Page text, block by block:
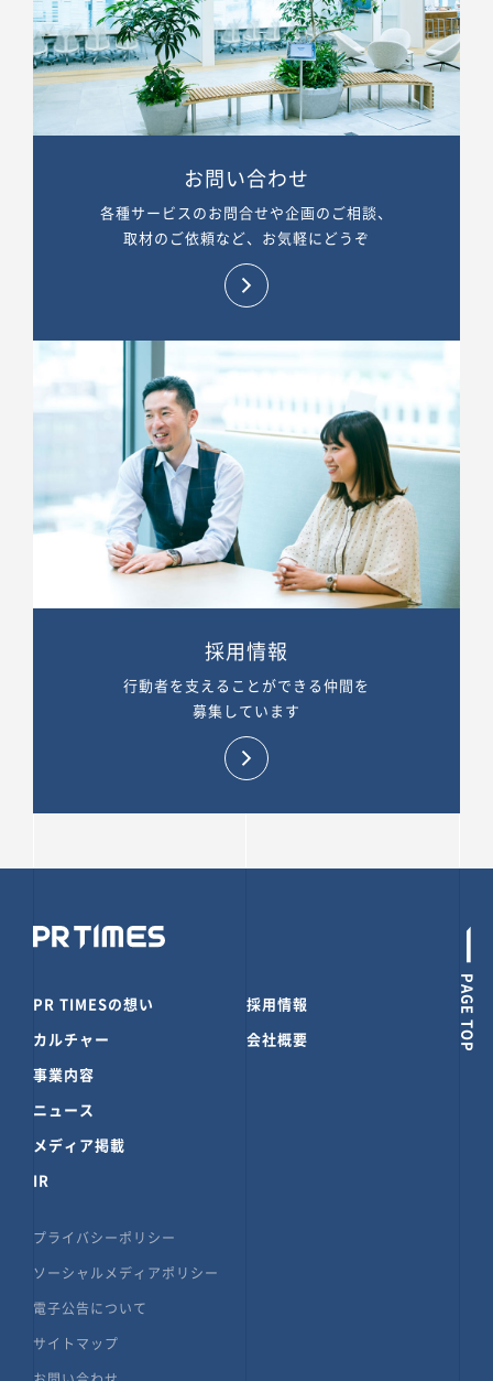
お問い合わせ
各種サービスのお問合せや企画のご相談、
取材のご依頼など、お気軽にどうぞ
採用情報
行動者を支えることができる仲間を
募集しています
PAGE TOP
PR TIMESの想い
カルチャー
事業内容
ニュース
メディア掲載
IR
採用情報
会社概要
プライバシーポリシー
ソーシャルメディアポリシー
電子公告について
サイトマップ